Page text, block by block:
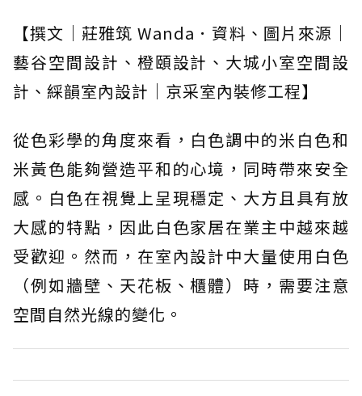
【撰文｜莊雅筑 Wanda．資料、圖片來源｜
藝谷空間設計、橙頤設計、大城小室空間設
計、綵韻室內設計｜京采室內裝修工程】
從色彩學的角度來看，白色調中的米白色和
米黃色能夠營造平和的心境，同時帶來安全
感。白色在視覺上呈現穩定、大方且具有放
大感的特點，因此白色家居在業主中越來越
受歡迎。然而，在室內設計中大量使用白色
（例如牆壁、天花板、櫃體）時，需要注意
空間自然光線的變化。